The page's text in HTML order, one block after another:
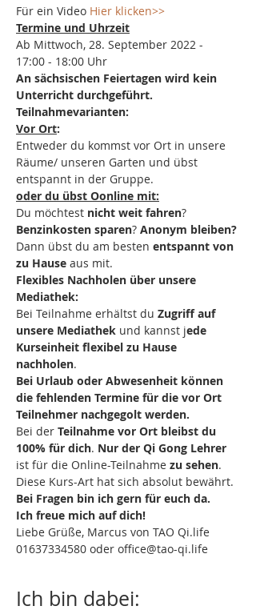
Für ein Video Hier klicken>>
Termine und Uhrzeit
Ab Mittwoch, 28. September 2022 -
17:00 - 18:00 Uhr
An sächsischen Feiertagen wird kein
Unterricht durchgeführt.
Teilnahmevarianten:
Vor Ort:
Entweder du kommst vor Ort in unsere
Räume/ unseren Garten und übst
entspannt in der Gruppe.
oder du übst Oonline mit:
Du möchtest nicht weit fahren?
Benzinkosten sparen? Anonym bleiben?
Dann übst du am besten entspannt von
zu Hause aus mit.
Flexibles Nachholen über unsere
Mediathek:
Bei Teilnahme erhältst du Zugriff auf
unsere Mediathek und kannst jede
Kurseinheit flexibel zu Hause
nachholen.
Bei Urlaub oder Abwesenheit können
die fehlenden Termine für die vor Ort
Teilnehmer nachgegolt werden.
Bei der Teilnahme vor Ort bleibst du
100% für dich. Nur der Qi Gong Lehrer
ist für die Online-Teilnahme zu sehen.
Diese Kurs-Art hat sich absolut bewährt.
Bei Fragen bin ich gern für euch da.
Ich freue mich auf dich!
Liebe Grüße, Marcus von TAO Qi.life
01637334580 oder office@tao-qi.life
Ich bin dabei: